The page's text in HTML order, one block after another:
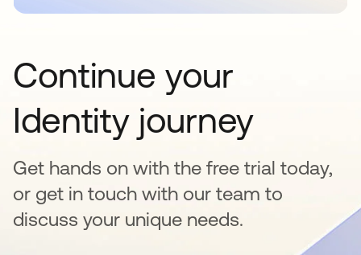
Continue your
Identity journey
Get hands on with the free trial today,
or get in touch with our team to
discuss your unique needs.